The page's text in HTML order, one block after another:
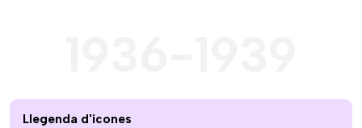
Llegenda d'icones